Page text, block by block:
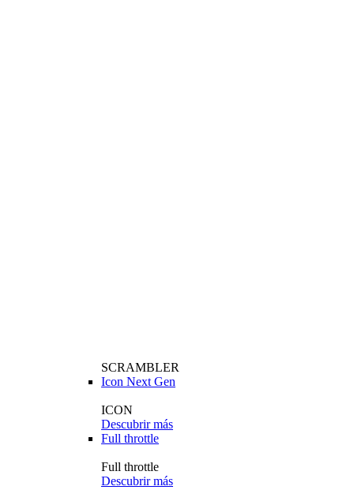
SCRAMBLER
Icon Next Gen
ICON
Descubrir más
Full throttle
Full throttle
Descubrir más